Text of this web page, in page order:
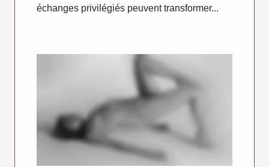
échanges privilégiés peuvent transformer...